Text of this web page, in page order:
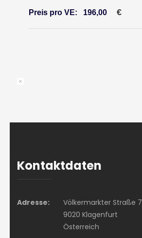
Preis pro VE: 196,00 €
Kontaktdaten
Adresse:
Völkermarkter Straße 7
9020 Klagenfurt
Österreich